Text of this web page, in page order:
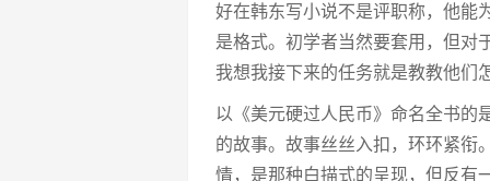
好在韩东写小说不是评职称，他能
是格式。初学者当然要套用，但对
我想我接下来的任务就是教教他们
以《美元硬过人民币》命名全书的
的故事。故事丝丝入扣，环环紧衔
情，是那种白描式的呈现，但反有